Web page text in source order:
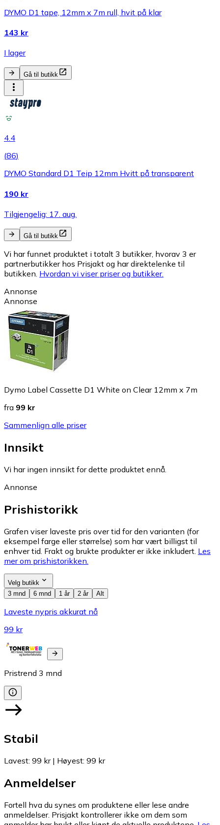
DYMO D1 tape, 12mm x 7m rull, hvit på klar
143 kr
I lager
Gå til butikk
4.4
(86)
DYMO Standard D1 Teip 12mm Hvitt på transparent
190 kr
Tilgjengelig: 17. aug.
Gå til butikk
Vi har funnet produktet i totalt 3 butikker, hvorav 3 er
partnerbutikker hos Prisjakt og har direktelenke til
butikken. Hvordan vi viser priser og butikker.
Annonse
Annonse
Dymo Label Cassette D1 White on Clear 12mm x 7m
fra 99 kr
Sammenlign alle priser
Innsikt
Vi har ingen innsikt for dette produktet ennå.
Annonse
Prishistorikk
Grafen viser laveste pris over tid for den varianten (for
eksempel farge eller størrelse) som har vært billigst til
enhver tid. Frakt og brukte produkter er ikke inkludert. Les
mer om prishistorikken.
Velg butikk
3 mnd
6 mnd 1 år 2 år Alt
Laveste nypris akkurat nå
99 kr
Pristrend 3 mnd
Stabil
Lavest: 99 kr| Høyest: 99 kr
Anmeldelser
Fortell hva du synes om produktene eller lese andre
anmeldelser. Prisjakt kontrollerer ikke om dem som